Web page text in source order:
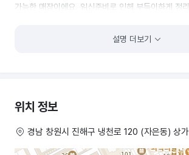
가능한 매장이에요. 임신준비로 인해 부득이하게 정
보증금: 2,000만 원
월세: 130만 원
설명 더보기
위치 정보
경남 창원시 진해구 냉천로 120 (자은동) 상